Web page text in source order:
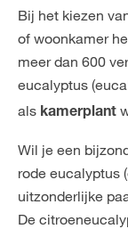
Bij het kiezen
of woonkamer
meer dan 600
eucalyptus
als kamerplant
Wil je een
rode eucalyptus
uitzonderlijke
De